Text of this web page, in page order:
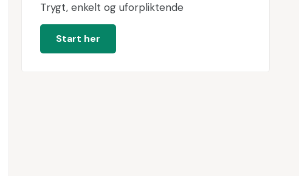
Trygt, enkelt og uforpliktende
Start her